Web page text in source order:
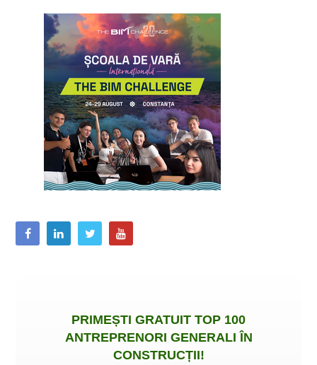
PRIMEȘTI GRATUIT TOP 100
ANTREPRENORI GENERALI ÎN
CONSTRUCȚII!